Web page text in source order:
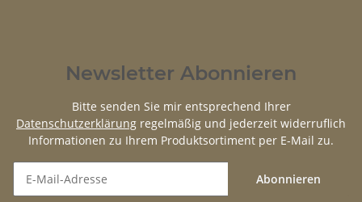
Newsletter Abonnieren
Bitte senden Sie mir entsprechend Ihrer
Datenschutzerklärung regelmäßig und jederzeit widerruflich
Informationen zu Ihrem Produktsortiment per E-Mail zu.
Abonnieren